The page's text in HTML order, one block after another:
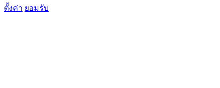
ตั้งค่า ยอมรับ